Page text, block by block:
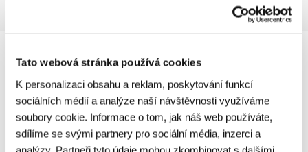
Tato webová stránka používá cookies
K personalizaci obsahu a reklam, poskytování funkcí
sociálních médií a analýze naší návštěvnosti využíváme
soubory cookie. Informace o tom, jak náš web používáte,
sdílíme se svými partnery pro sociální média, inzerci a
analýzy. Partneři tyto údaje mohou zkombinovat s dalšími